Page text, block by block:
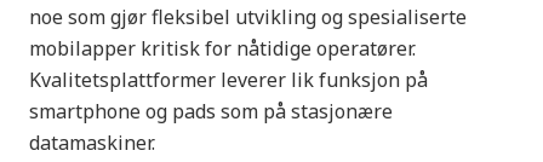
noe som gjør fleksibel utvikling og spesialiserte
mobilapper kritisk for nåtidige operatører.
Kvalitetsplattformer leverer lik funksjon på
smartphone og pads som på stasjonære
datamaskiner.